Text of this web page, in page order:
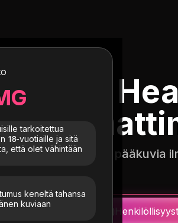
tarkoitettua
18-vuotiaille ja sitä
että olet vähintään
keneltä tahansa
kuviaan
AI
ammattimaisia ​​pääkuvia